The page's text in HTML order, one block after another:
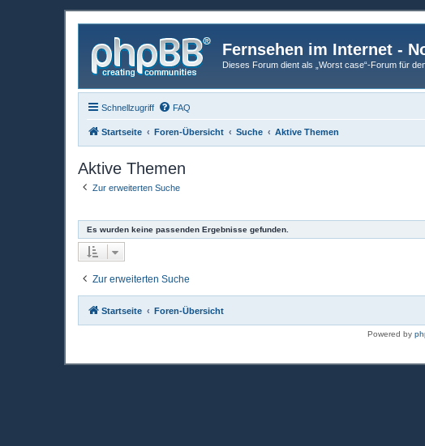
Fernsehen im Internet -
Dieses Forum dient als „Worst case“-Forum für
Schnellzugriff FAQ
Startseite Foren-Übersicht Suche Aktive Themen
Aktive Themen
Zur erweiterten Suche
Es wurden keine passenden Ergebnisse gefunden.
Zur erweiterten Suche
Startseite Foren-Übersicht
Powered by